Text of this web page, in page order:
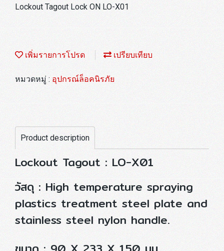
Lockout Tagout Lock ON LO-X01
เพิ่มรายการโปรด เปรียบเทียบ
หมวดหมู่ : อุปกรณ์ล็อคนิรภัย
Product description
Lockout Tagout : LO-X01
วัสดุ : High temperature spraying
plastics treatment steel plate and
stainless steel nylon handle.